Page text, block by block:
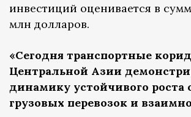
инвестиций оценивается в
млн долларов.
«Сегодня транспортные
Центральной Азии
динамику устойчивого роста
грузовых перевозок и